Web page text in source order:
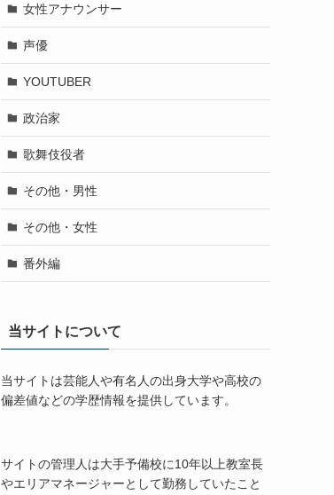
女性アナウンサー
声優
YOUTUBER
政治家
歌舞伎役者
その他・男性
その他・女性
番外編
当サイトについて
当サイトは芸能人や有名人の出身大学や高校の
偏差値などの学歴情報を提供しています。
サイトの管理人は大手予備校に10年以上教室長
やエリアマネージャーとして勤務していたこと